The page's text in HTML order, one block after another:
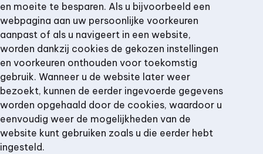
en moeite te besparen. Als u bijvoorbeeld een
webpagina aan uw persoonlijke voorkeuren
aanpast of als u navigeert in een website,
worden dankzij cookies de gekozen instellingen
en voorkeuren onthouden voor toekomstig
gebruik. Wanneer u de website later weer
bezoekt, kunnen de eerder ingevoerde gegevens
worden opgehaald door de cookies, waardoor u
eenvoudig weer de mogelijkheden van de
website kunt gebruiken zoals u die eerder hebt
ingesteld.